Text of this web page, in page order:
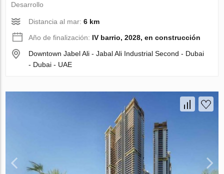
Desarrollo
Distancia al mar:6 km
Año de finalización: IV barrio, 2028, en construcción
Downtown Jabel Ali - Jabal Ali Industrial Second - Dubai
- Dubai - UAE